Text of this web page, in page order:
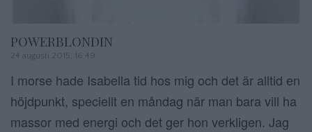
POWERBLONDIN
24 augusti 2015, 16:49
I morse hade Isabella tid hos mig och det är alltid en
höjdpunkt, speciellt en måndag när man bara vill ha
massor med energi och det ger hon verkligen. Jag